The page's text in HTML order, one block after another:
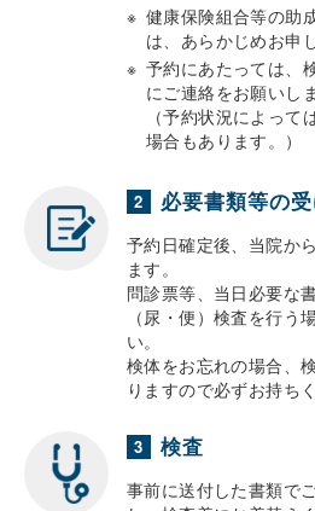
健康保険組合等の助
は、あらかじめお申
予約にあたっては、
にご連絡をお願いしま
（予約状況によっ
場合もあります。）
2 必要書類等の
予約日確定後、当院か
ます。
問診票等、当日必要な
（尿・便）検査を行う
い。
検体をお忘れの場合、
りますので必ずお持ち
3 検査
事前に送付した書類で